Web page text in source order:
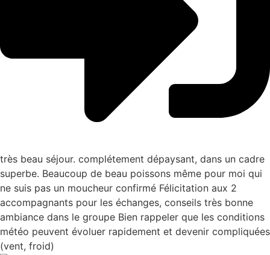
très beau séjour. complétement dépaysant, dans un cadre
superbe. Beaucoup de beau poissons même pour moi qui
ne suis pas un moucheur confirmé Félicitation aux 2
accompagnants pour les échanges, conseils très bonne
ambiance dans le groupe Bien rappeler que les conditions
météo peuvent évoluer rapidement et devenir compliquées
(vent, froid)